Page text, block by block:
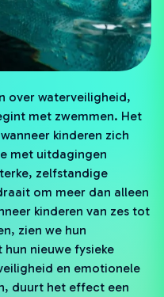
over waterveiligheid,
met zwemmen. Het
kinderen zich
met uitdagingen
zelfstandige
om meer dan alleen
kinderen van zes tot
zien we hun
nieuwe fysieke
en emotionele
duurt het effect een